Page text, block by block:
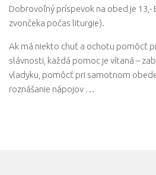
Dobrovoľný príspevok na obed je 13,-
zvončeka počas liturgie).
Ak má niekto chuť a ochotu pomôcť
slávnosti, každá pomoc je vítaná –
vladyku, pomôcť pri samotnom
roznášanie nápojov …